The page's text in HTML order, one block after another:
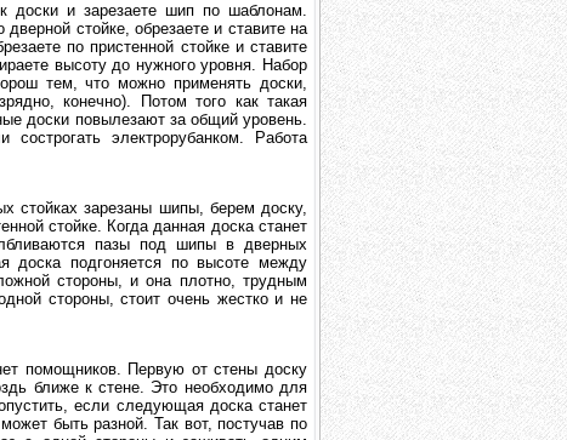
доски и зарезаете шип по шаблонам.
стойке, обрезаете и ставите на
по пристенной стойке и ставите
высоту до нужного уровня. Набор
тем, что можно применять доски,
конечно). Потом того как такая
доски повылезают за общий уровень.
электрорубанком. Работа
стойках зарезаны шипы, берем доску,
стойке. Когда данная доска станет
пазы под шипы в дверных
доска подгоняется по высоте между
стороны, и она плотно, трудным
стороны, стоит очень жестко и не
помощников. Первую от стены доску
ближе к стене. Это необходимо для
если следующая доска станет
быть разной. Так вот, постучав по